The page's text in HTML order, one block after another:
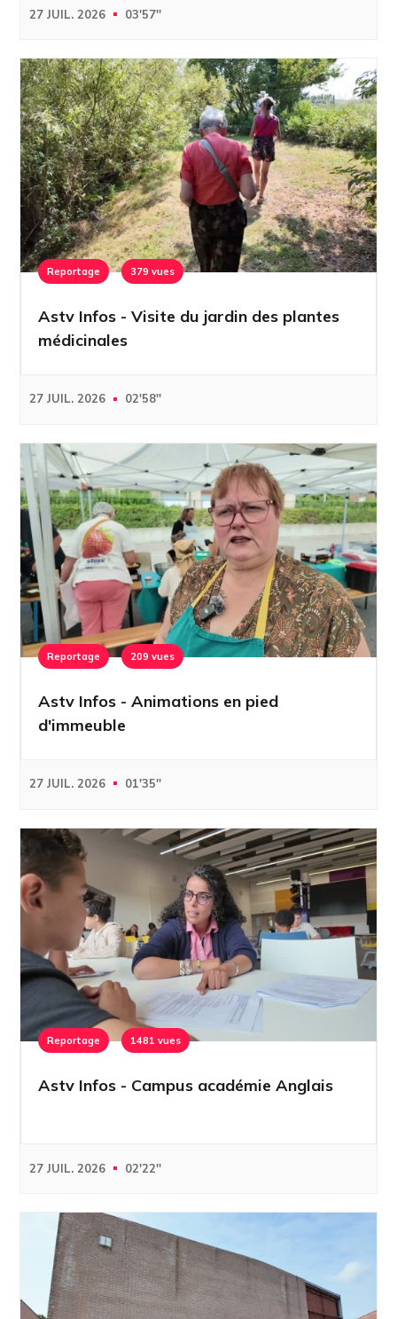
27 JUIL. 2026 03'57''
Reportage 379 vues
Astv Infos - Visite du jardin des plantes
médicinales
27 JUIL. 2026 02'58''
Reportage 209 vues
Astv Infos - Animations en pied
d'immeuble
27 JUIL. 2026 01'35''
Reportage 1481 vues
Astv Infos - Campus académie Anglais
27 JUIL. 2026 02'22''